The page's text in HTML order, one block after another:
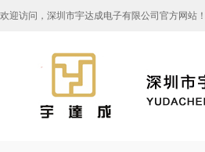
欢迎访问，深圳市宇达成电子有限公司官方网站！